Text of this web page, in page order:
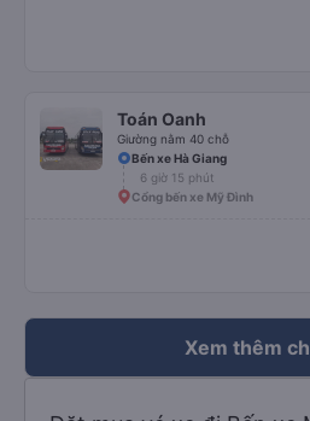
Toán Oanh
Giường nằm 40 chỗ
Bến xe Hà Giang
6 giờ 15 phút
Cổng bến xe Mỹ Đình
Xem thêm